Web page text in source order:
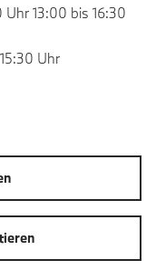
13:00 bis 16:30
Uhr